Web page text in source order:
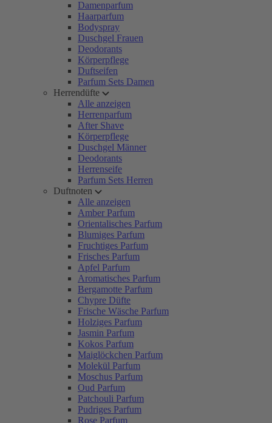
Damenparfum
Haarparfum
Bodyspray
Duschgel Frauen
Deodorants
Körperpflege
Duftseifen
Parfum Sets Damen
Herrendüfte
Alle anzeigen
Herrenparfum
After Shave
Körperpflege
Duschgel Männer
Deodorants
Herrenseife
Parfum Sets Herren
Duftnoten
Alle anzeigen
Amber Parfum
Orientalisches Parfum
Blumiges Parfum
Fruchtiges Parfum
Frisches Parfum
Apfel Parfum
Aromatisches Parfum
Bergamotte Parfum
Chypre Düfte
Frische Wäsche Parfum
Holziges Parfum
Jasmin Parfum
Kokos Parfum
Maiglöckchen Parfum
Molekül Parfum
Moschus Parfum
Oud Parfum
Patchouli Parfum
Pudriges Parfum
Rose Parfum